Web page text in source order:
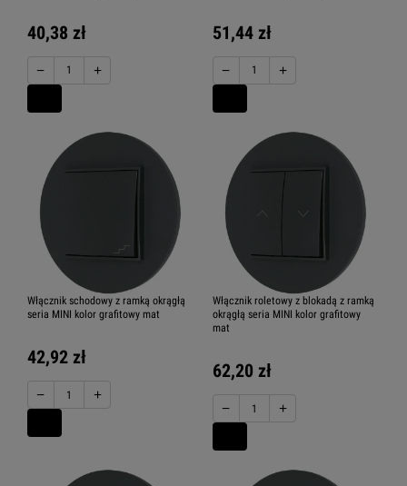
40,38 zł
− +
51,44 zł
− +
Włącznik schodowy z ramką okrągłą
seria MINI kolor grafitowy mat
42,92 zł
− +
Włącznik roletowy z blokadą z ramką
okrągłą seria MINI kolor grafitowy
mat
62,20 zł
− +